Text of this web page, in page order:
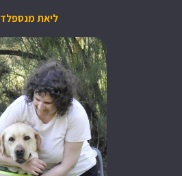
ליאת מנספלד